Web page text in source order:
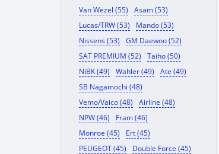
Van Wezel (55)
Asam (53)
Lucas/TRW (53)
Mando (53)
Nissens (53)
GM Daewoo (52)
SAT PREMIUM (52)
Taiho (50)
NiBK (49)
Wahler (49)
Ate (49)
SB Nagamochi (48)
Vemo/Vaico (48)
Airline (48)
NPW (46)
Fram (46)
Monroe (45)
Ert (45)
PEUGEOT (45)
Double Force (45)